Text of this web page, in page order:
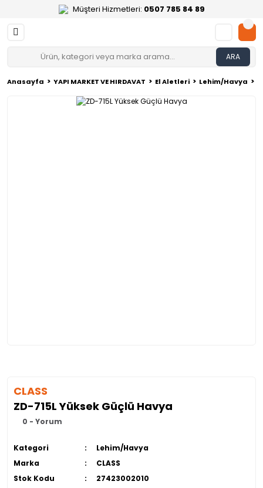
Müşteri Hizmetleri: 0507 785 84 89
ARA
Anasayfa YAPI MARKET VE HIRDAVAT El Aletleri Lehim/Havya
CLASS
ZD-715L Yüksek Güçlü Havya
0 - Yorum
Kategori
Lehim/Havya
Marka
CLASS
Stok Kodu
27423002010